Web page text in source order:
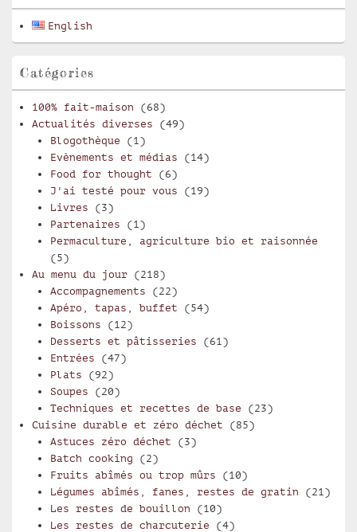
latérale English
Catégories
100% fait-maison (68)
Actualités diverses (49)
Blogothèque (1)
Evènements et médias (14)
Food for thought (6)
J'ai testé pour vous (19)
Livres (3)
Partenaires (1)
Permaculture, agriculture bio et raisonnée
(5)
Au menu du jour (218)
Accompagnements (22)
Apéro, tapas, buffet (54)
Boissons (12)
Desserts et pâtisseries (61)
Entrées (47)
Plats (92)
Soupes (20)
Techniques et recettes de base (23)
Cuisine durable et zéro déchet (85)
Astuces zéro déchet (3)
Batch cooking (2)
Fruits abîmés ou trop mûrs (10)
Légumes abîmés, fanes, restes de gratin (21)
Les restes de bouillon (10)
Les restes de charcuterie (4)